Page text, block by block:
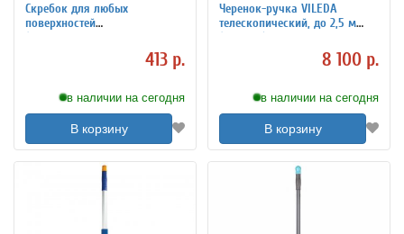
Скребок для любых
поверхностей
(стеклокерамика, стекло,
плитка) BRAUBERG "CLEAN", 5
413 р.
в наличии на сегодня
В корзину
Черенок-ручка VILEDA
телескопический, до 2,5 м
(2х1,25 м), алюминиевый
(применим к 602099, 602101),
8 100 р.
в наличии на сегодня
В корзину